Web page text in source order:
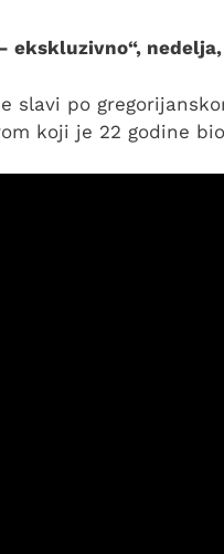
nedelja,
slavi po
koji je 22 godine